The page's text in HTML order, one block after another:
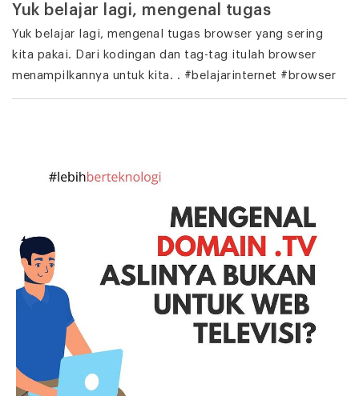
Yuk belajar lagi, mengenal tugas
Yuk belajar lagi, mengenal tugas browser yang sering
kita pakai. Dari kodingan dan tag-tag itulah browser
menampilkannya untuk kita. . #belajarinternet #browser